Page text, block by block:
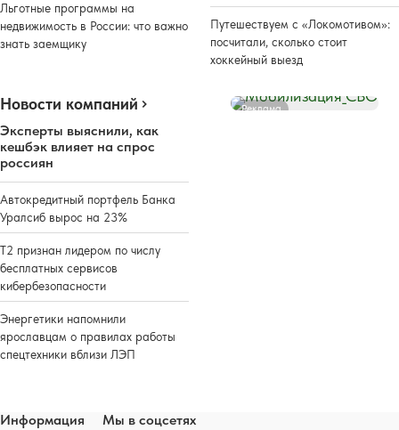
Льготные программы на
недвижимость в России: что важно
знать заемщику
Путешествуем с «Локомотивом»:
посчитали, сколько стоит
хоккейный выезд
Новости компаний
Эксперты выяснили, как
кешбэк влияет на спрос
россиян
Автокредитный портфель Банка
Уралсиб вырос на 23%
Т2 признан лидером по числу
бесплатных сервисов
кибербезопасности
Энергетики напомнили
ярославцам о правилах работы
спецтехники вблизи ЛЭП
Реклама
Информация
Мы в соцсетях